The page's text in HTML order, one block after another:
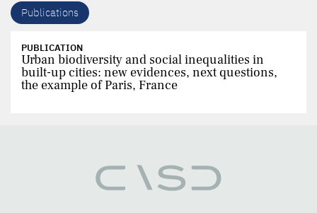
Publications
PUBLICATION
Urban biodiversity and social inequalities in
built-up cities: new evidences, next questions,
the example of Paris, France